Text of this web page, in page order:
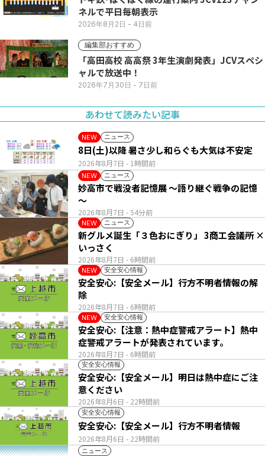
ネルで平日毎朝表示
2026年8月2日 - 4日前
編集部おすすめ
「高田高校 高高祭 3年生演劇発表」JCVスペシ
ャルで放送中！
2026年7月30日 - 7日前
あわせて読みたい記事
NEW ニュース
2026年8月7日 - 1時間前
8日(土)以降 暑さ少し和らぐも大気は不安定
NEW ニュース
2026年8月7日 - 54分前
妙高市で戦没者記憶展 ～語り継ぐ戦争の記憶
～
NEW ニュース
2026年8月7日 - 6時間前
新グルメ誕生「３色おにぎり」 3商工会議所 ×
いっさく
NEW 安全安心情報
2026年8月7日 - 6時間前
安全安心:【安全メール】行方不明者情報の解
除
NEW 安全安心情報
2026年8月7日 - 6時間前
安全安心:【注意：熱中症警戒アラート】熱中
症警戒アラートが発表されています。
安全安心情報
2026年8月6日 - 22時間前
安全安心:【安全メール】明日は熱中症にご注
意ください
安全安心情報
2026年8月6日 - 22時間前
安全安心:【安全メール】行方不明者情報
ニュース